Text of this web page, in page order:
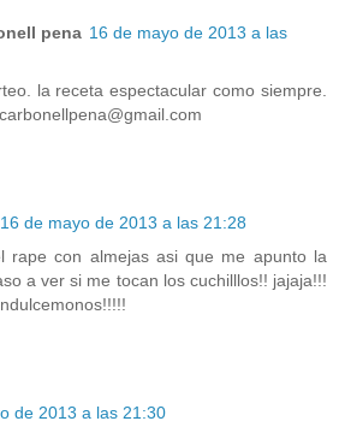
pena 16 de mayo de 2013 a las
la receta espectacular como siempre.
16 de mayo de 2013 a las 21:28
rape con almejas asi que me apunto la
a ver si me tocan los cuchilllos!! jajaja!!!
de 2013 a las 21:30